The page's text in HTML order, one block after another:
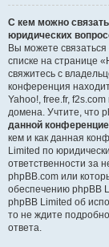
С кем можно
юридических
Вы можете
списке на странице
свяжитесь с
конференция
Yahoo!, free.fr,
домена. Учтите, что
данной
кем и как данная
Limited по
ответственности за
phpBB.com или
обеспечению phpBB
phpBB Limited об
то не ждите
ответа.